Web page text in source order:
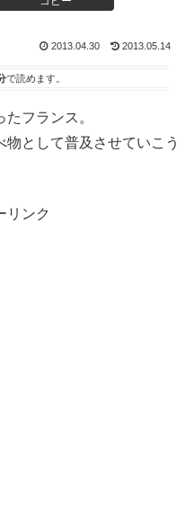
2013.04.30 2013.05.14
で読めます。
フランス。
として普及させていこう
リンク